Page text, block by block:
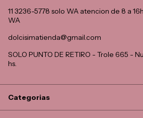
11 3236-5778 solo WA atencion de 8 a
WA
dolcisimatienda@gmail.com
SOLO PUNTO DE RETIRO - Trole 665 -
hs.
Categorias